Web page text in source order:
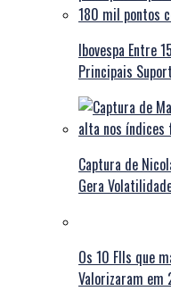
Ibovespa Entre
Principais
Captura de
Gera
Os 10 FIIs que
Valorizaram em